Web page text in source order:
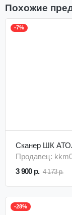
Похожие
-7%
Сканер ШК
Продавец:
3 900 р. 4 173 р.
-28%